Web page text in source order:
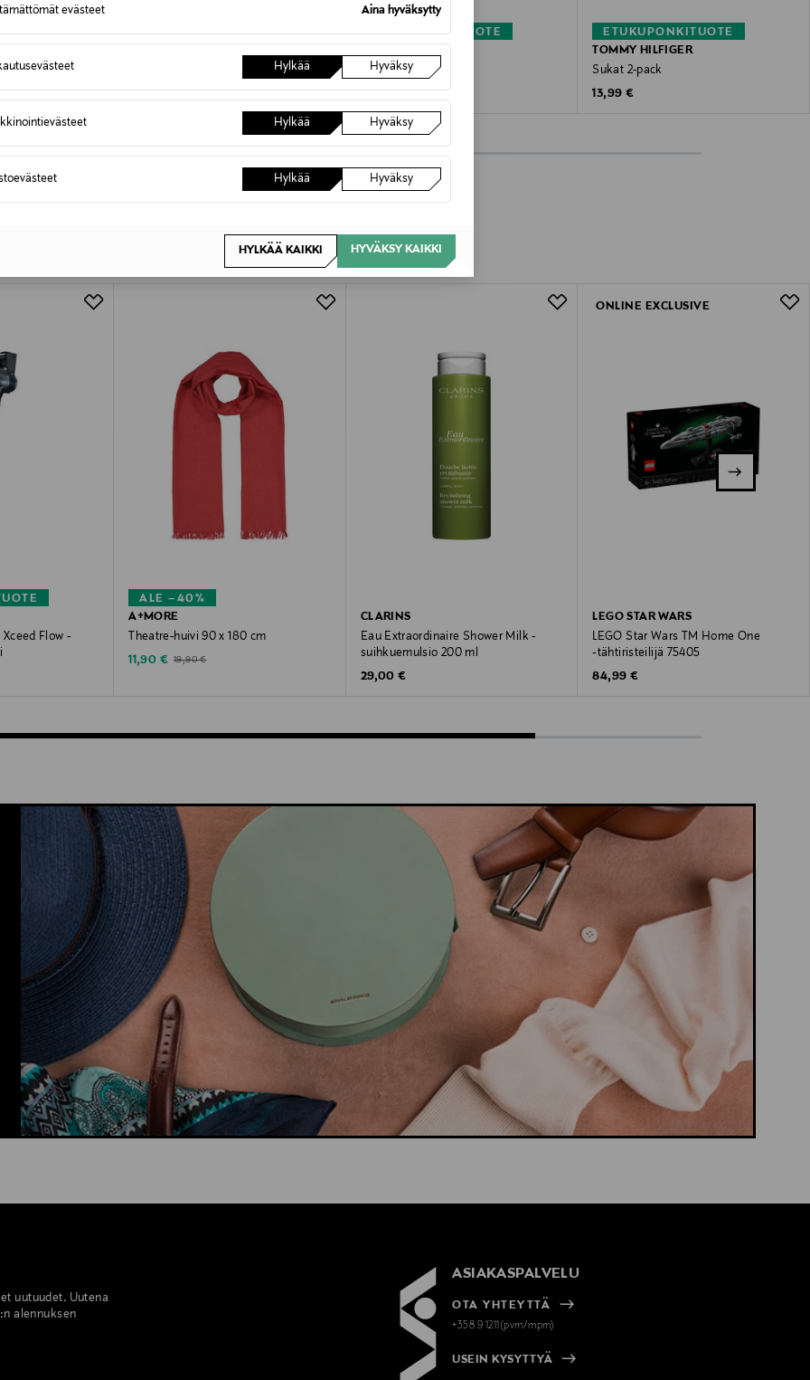
evästeet Aina hyväksytty
Hylkää Hyväksy
Hylkää Hyväksy
Hylkää Hyväksy
HYLKÄÄ KAIKKI HYVÄKSY KAIKKI
ETUKUPONKITUOTE
Original Price
13,99 €
ETUKUPONKITUOTE
Sukat 2-pack
Original Price
13,99 €
ETUKUPONKITUOTE
TOMMY HILFIGER
Sukat 2-pack
Original Price
13,99 €
Xceed Flow -
ALE –40%
A+MORE
Theatre-huivi 90 x 180 cm
Discounted Price
11,90 € Original Price
19,90 €
CLARINS
Eau Extraordinaire Shower Milk -
suihkuemulsio 200 ml
Original Price
29,00 €
ONLINE EXCLUSIVE
LEGO STAR WARS
LEGO Star Wars TM Home One
‑tähtiristeilijä 75405
Original Price
84,99 €
uutuudet. Uutena
alennuksen
ASIAKASPALVELU
OTA YHTEYTTÄ
+358 9 1211(pvm/mpm)
USEIN KYSYTTYÄ